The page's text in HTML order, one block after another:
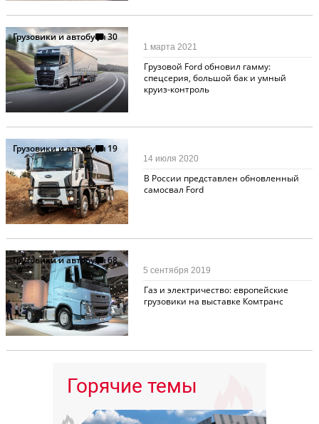
Грузовики и автобусы30
Грузовой Ford обновил гамму:
спецсерия, большой бак и умный
круиз-контроль
1 марта 2021
Грузовики и автобусы 19
В России представлен обновленный
самосвал Ford
14 июля 2020
Грузовики и автобусы68
Газ и электричество: европейские
грузовики на выставке Комтранс
5 сентября 2019
Горячие темы